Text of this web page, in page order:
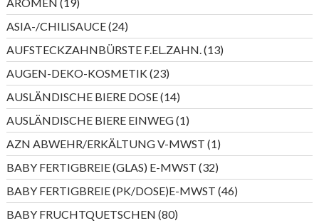
Produkte
ASIA-/CHILISAUCE 2424
Produkte
AUFSTECKZAHNBÜRSTE F.EL.ZAHN. 1313
Produkte
AUGEN-DEKO-KOSMETIK 2323
Produkte
AUSLÄNDISCHE BIERE DOSE 1414
Produkte
AUSLÄNDISCHE BIERE EINWEG 11
Produkt
AZN ABWEHR/ERKÄLTUNG V-MWST 11
Produkt
BABY FERTIGBREIE (GLAS) E-MWST 3232
Produkte
BABY FERTIGBREIE (PK/DOSE)E-MWST 4646
Produkte
BABY FRUCHTQUETSCHEN 8080